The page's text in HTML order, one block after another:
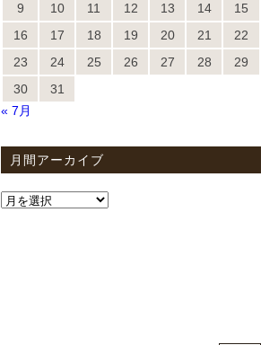
9
10 11 12 13 14
15
16
17 18 19 20 21
22
23
24 25 26 27 28
29
30
31
« 7月
月間アーカイブ